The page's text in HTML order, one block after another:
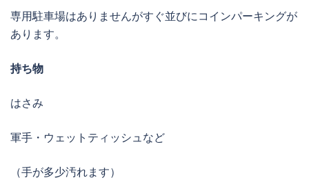
専用駐車場はありませんがすぐ並びにコインパーキングが
あります。
持ち物
はさみ
軍手・ウェットティッシュなど
（手が多少汚れます）